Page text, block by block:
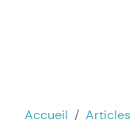
Accueil Articles